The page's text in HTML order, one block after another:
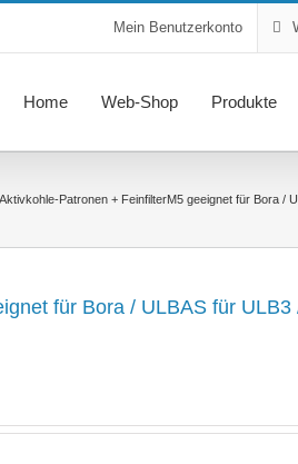
Mein Benutzerkonto
Home Web-Shop Produkte
Patronen + FeinfilterM5 geeignet für Bora /
für Bora / ULBAS für ULB3